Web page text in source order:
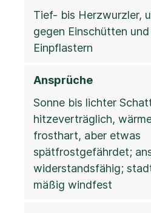
Tief- bis Herzwurzler,
gegen Einschütten
Einpflastern
Ansprüche
Sonne bis lichter
hitzeverträglich,
frosthart, aber etwas
spätfrostgefährdet;
widerstandsfähig;
mäßig windfest